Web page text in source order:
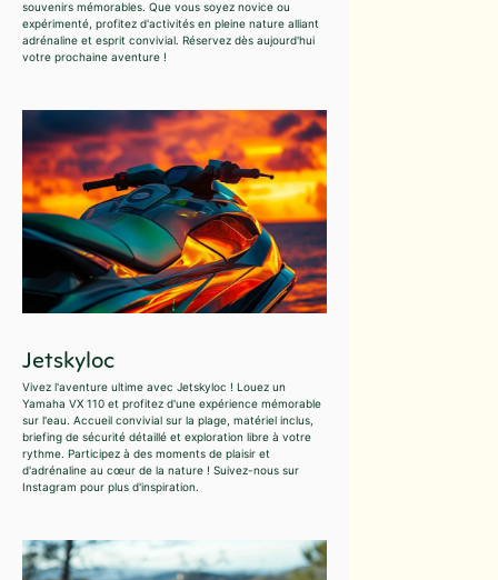
souvenirs mémorables. Que vous soyez novice ou
expérimenté, profitez d'activités en pleine nature alliant
adrénaline et esprit convivial. Réservez dès aujourd'hui
votre prochaine aventure !
Jetskyloc
Vivez l'aventure ultime avec Jetskyloc ! Louez un
Yamaha VX 110 et profitez d'une expérience mémorable
sur l'eau. Accueil convivial sur la plage, matériel inclus,
briefing de sécurité détaillé et exploration libre à votre
rythme. Participez à des moments de plaisir et
d'adrénaline au cœur de la nature ! Suivez-nous sur
Instagram pour plus d'inspiration.